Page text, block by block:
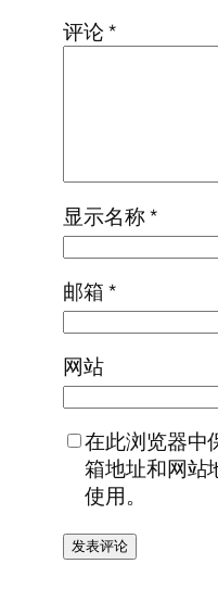
评论*
显示名称*
邮箱*
网站
在此浏览器中
箱地址和网站
使用。